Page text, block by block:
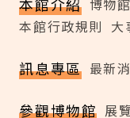
本館介紹 博物
本館行政規則 大
訊息專區 最新
參觀博物館 展